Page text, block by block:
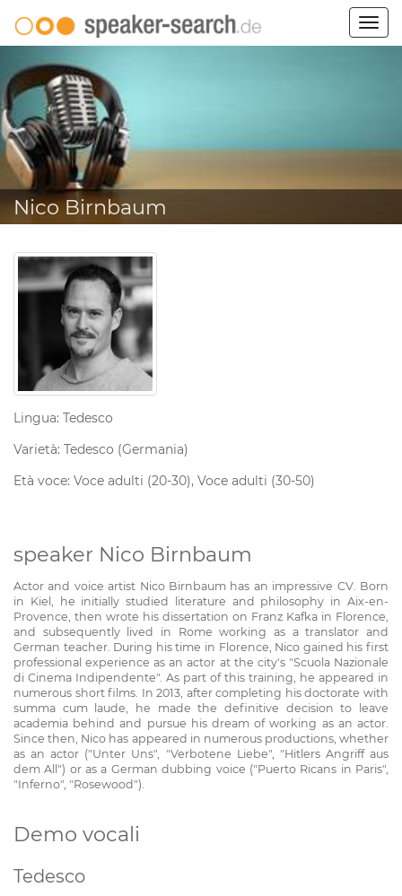
Nico Birnbaum
Lingua: Tedesco
Varietà: Tedesco (Germania)
Età voce: Voce adulti (20-30), Voce adulti (30-50)
speaker Nico Birnbaum
Actor and voice artist Nico Birnbaum has an impressive CV. Born
in Kiel, he initially studied literature and philosophy in Aix-en-
Provence, then wrote his dissertation on Franz Kafka in Florence,
and subsequently lived in Rome working as a translator and
German teacher. During his time in Florence, Nico gained his first
professional experience as an actor at the city's "Scuola Nazionale
di Cinema Indipendente". As part of this training, he appeared in
numerous short films. In 2013, after completing his doctorate with
summa cum laude, he made the definitive decision to leave
academia behind and pursue his dream of working as an actor.
Since then, Nico has appeared in numerous productions, whether
as an actor ("Unter Uns", "Verbotene Liebe", "Hitlers Angriff aus
dem All") or as a German dubbing voice ("Puerto Ricans in Paris",
"Inferno", "Rosewood").
Demo vocali
Tedesco